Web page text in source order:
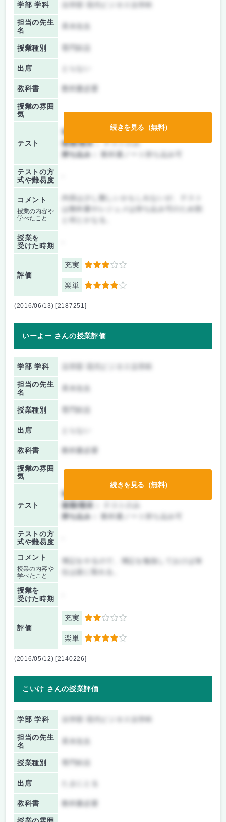
学部 学科
担当の先生
名
授業種別
出席
教科書 教科書必要
授業の雰囲
気
テスト
前期/中間：
レポートのみ
後期/期末：テストのみ
持ち込み：
教科書ノート持ち込み可
テストの方
式や難易度
コメント
授業の内容や
学べたこと
は教科書やレジュメは持ち込み可のため割
授業を
受けた時期
評価
充実 3
楽単 4
続きを見る（無料）
(2016/06/13) [2187251]
いーよー さんの授業評価
学部 学科
担当の先生
名
授業種別
出席
教科書 教科書必要
授業の雰囲
気
テスト
前期/中間：
後期/期末：
持ち込み：
教科書ノート持ち込み可
テストの方
式や難易度
コメント
授業の内容や
学べたこと
簿記をやるので、簿記を勉強しておけば単
授業を
受けた時期
評価
充実 2
楽単 4
続きを見る（無料）
(2016/05/12) [2140226]
こいけ さんの授業評価
学部 学科
担当の先生
名
授業種別
出席
教科書 教科書必要